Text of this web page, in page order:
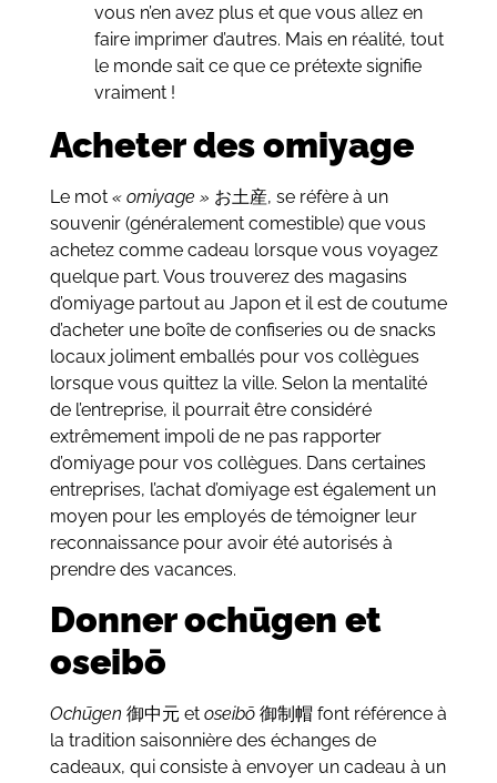
vous n’en avez plus et que vous allez en
faire imprimer d’autres. Mais en réalité, tout
le monde sait ce que ce prétexte signifie
vraiment !
Acheter des omiyage
Le mot « omiyage » お土産, se réfère à un
souvenir (généralement comestible) que vous
achetez comme cadeau lorsque vous voyagez
quelque part. Vous trouverez des magasins
d’omiyage partout au Japon et il est de coutume
d’acheter une boîte de confiseries ou de snacks
locaux joliment emballés pour vos collègues
lorsque vous quittez la ville. Selon la mentalité
de l’entreprise, il pourrait être considéré
extrêmement impoli de ne pas rapporter
d’omiyage pour vos collègues. Dans certaines
entreprises, l’achat d’omiyage est également un
moyen pour les employés de témoigner leur
reconnaissance pour avoir été autorisés à
prendre des vacances.
Donner ochūgen et
oseibō
Ochūgen 御中元 etoseibō御制帽 font référence à
la tradition saisonnière des échanges de
cadeaux, qui consiste à envoyer un cadeau à un